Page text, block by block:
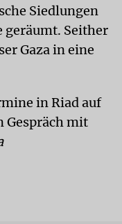
Siedlungen
geräumt. Seither
Gaza in eine
in Riad auf
Gespräch mit